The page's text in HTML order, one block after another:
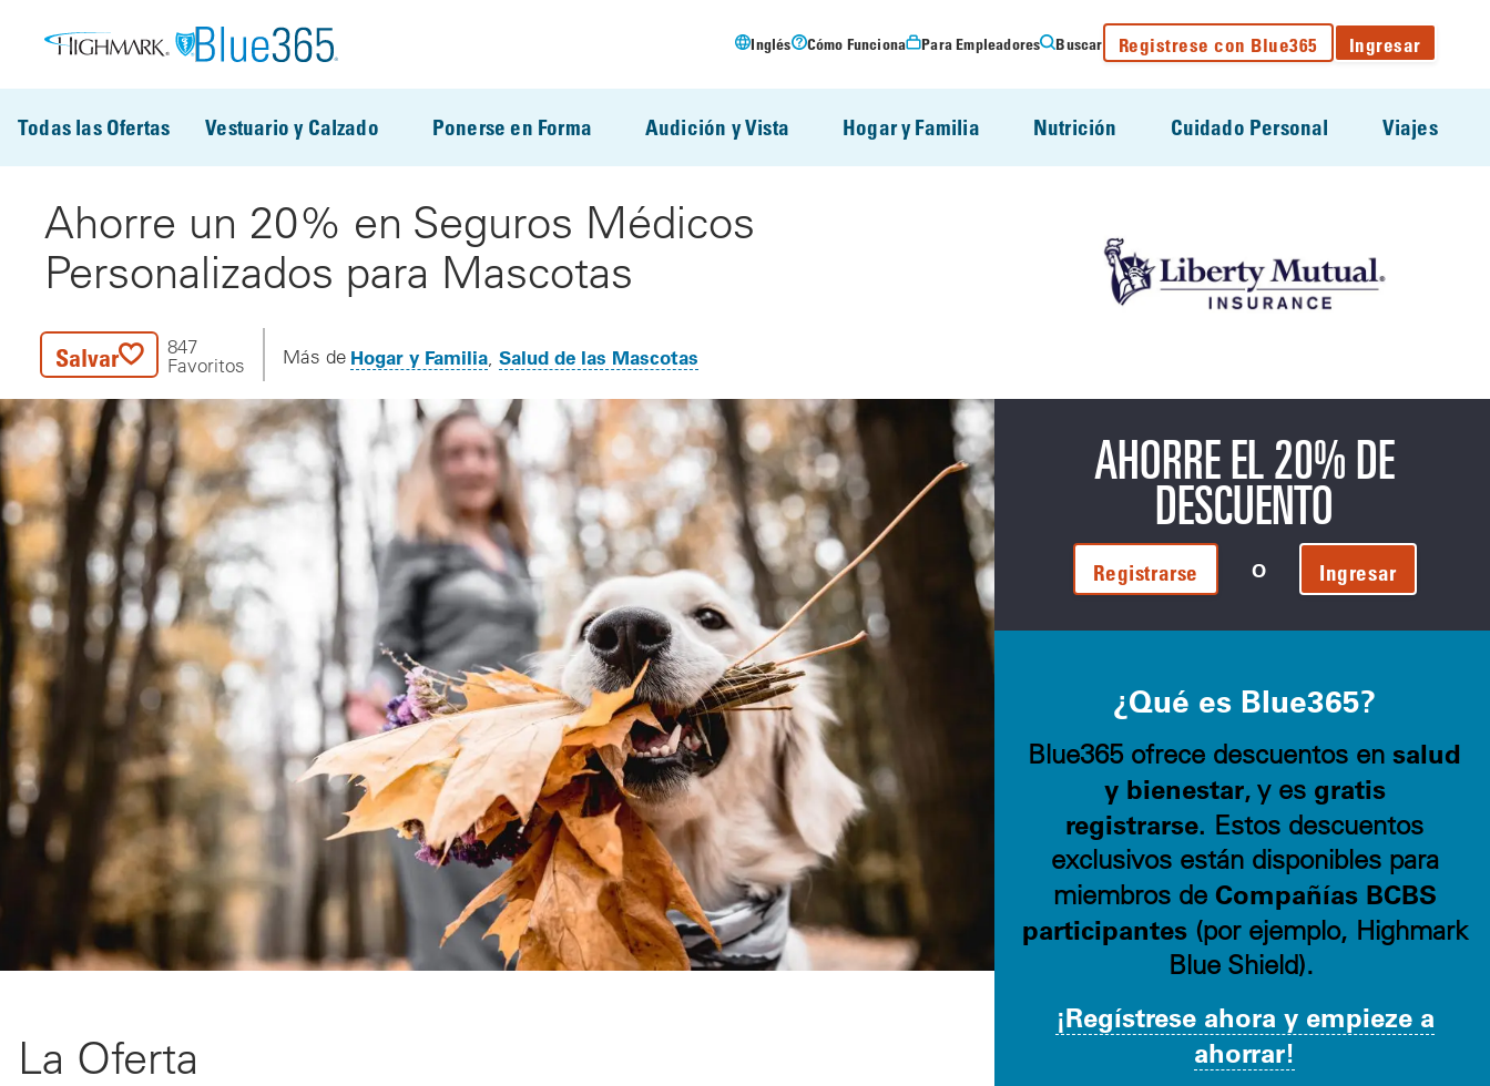
Inglés Cómo Funciona Para Empleadores Buscar Registrese con Blue365 Ingresar
Todas las Ofertas Vestuario y Calzado Ponerse en Forma Audición y Vista Hogar y Familia Nutrición Cuidado Personal Viajes
Ahorre un 20% en Seguros Médicos
Personalizados para Mascotas
Salvar
847
Favoritos
Más de Hogar y Familia Salud de las Mascotas
La Oferta
AHORRE EL 20% DE
DESCUENTO
Registrarse O Ingresar
¿Qué es Blue365?
Blue365 ofrece descuentos ensalud
y bienestar, y es gratis
registrarse. Estos descuentos
exclusivos están disponibles para
miembros de Compañías BCBS
participantes(por ejemplo, Highmark
Blue Shield).
¡Regístrese ahora y empieze a
ahorrar!